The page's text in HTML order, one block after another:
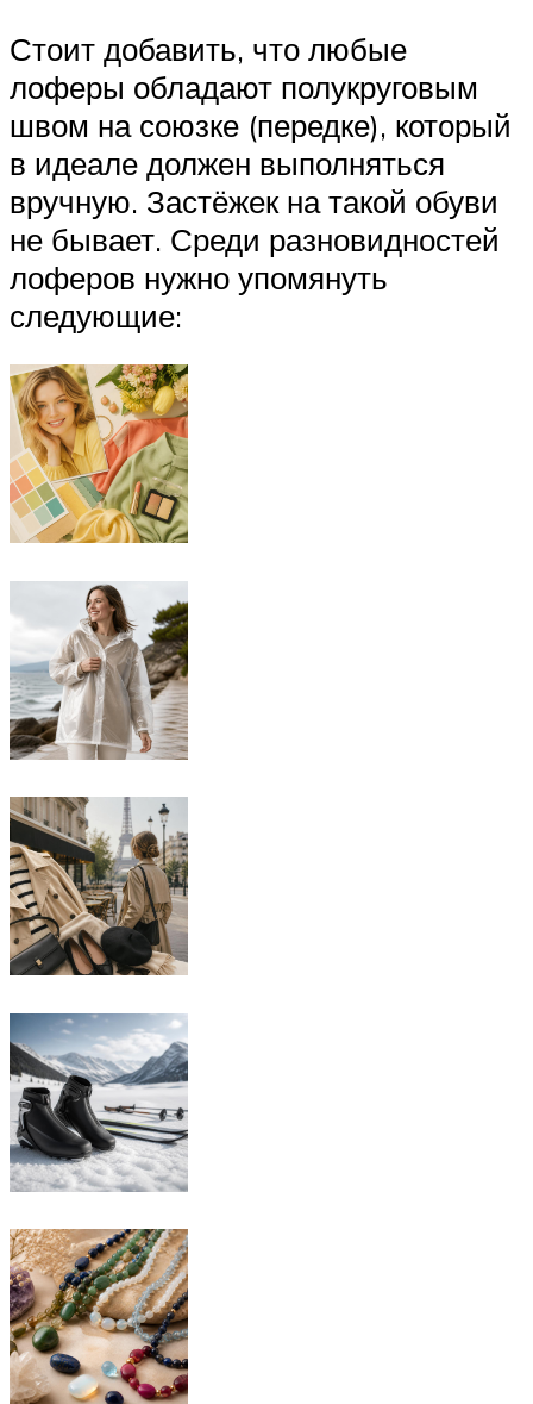
Стоит добавить, что любые
лоферы обладают полукруговым
швом на союзке (передке), который
в идеале должен выполняться
вручную. Застёжек на такой обуви
не бывает. Среди разновидностей
лоферов нужно упомянуть
следующие: